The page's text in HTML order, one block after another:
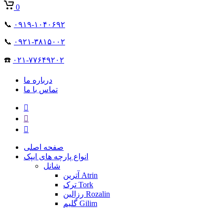
0
📞 ۰۹۱۹-۱۰۴۰۶۹۲
📞 ۰۹۲۱-۳۸۱۵۰۰۲
☎️ ۰۲۱-۷۷۶۴۹۲۰۲
درباره ما
تماس با ما
صفحه اصلی
انواع پارچه های ایپک
شانل
آترین Atrin
ترک Tork
رزالین Rozalin
گلیم Gilim